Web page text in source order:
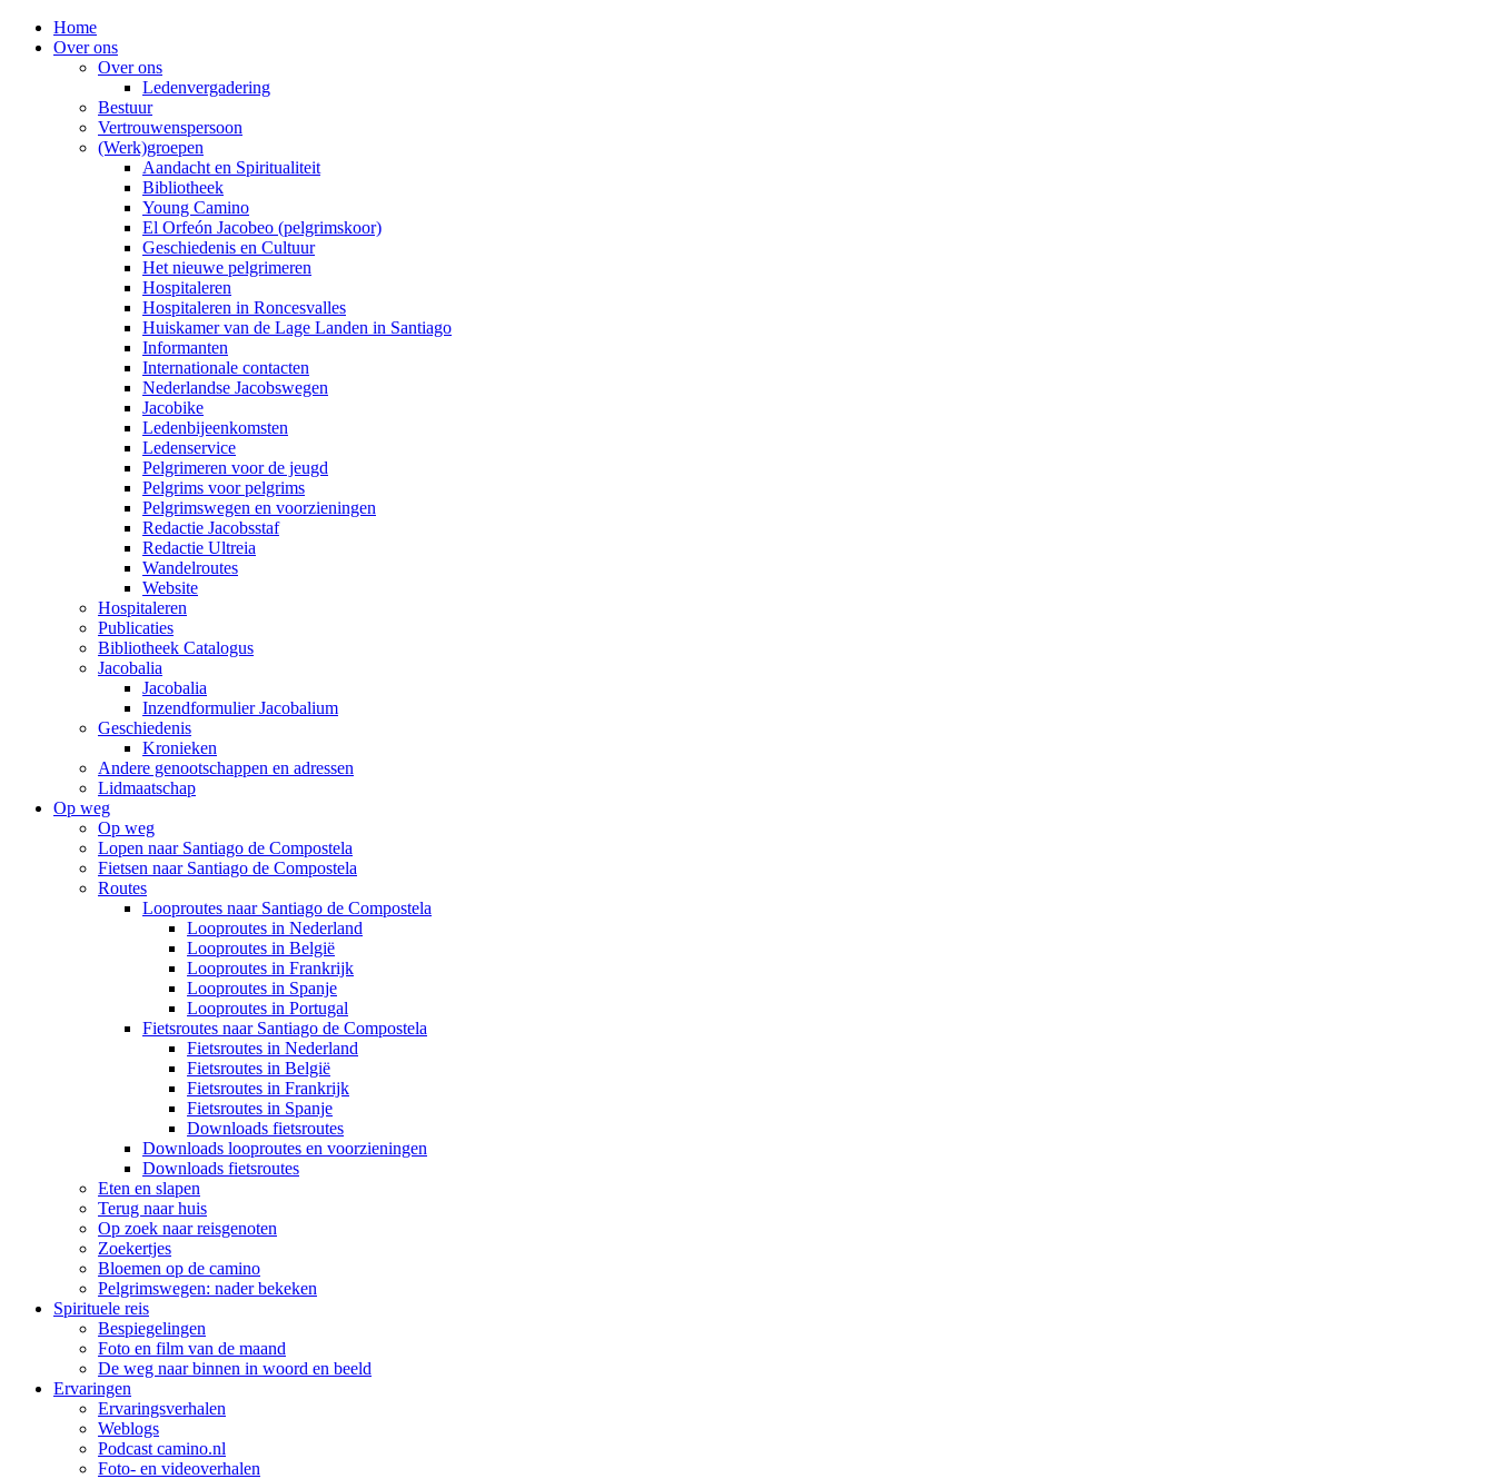
Home
Over ons
Over ons
Ledenvergadering
Bestuur
Vertrouwenspersoon
(Werk)groepen
Aandacht en Spiritualiteit
Bibliotheek
Young Camino
El Orfeón Jacobeo (pelgrimskoor)
Geschiedenis en Cultuur
Het nieuwe pelgrimeren
Hospitaleren
Hospitaleren in Roncesvalles
Huiskamer van de Lage Landen in Santiago
Informanten
Internationale contacten
Nederlandse Jacobswegen
Jacobike
Ledenbijeenkomsten
Ledenservice
Pelgrimeren voor de jeugd
Pelgrims voor pelgrims
Pelgrimswegen en voorzieningen
Redactie Jacobsstaf
Redactie Ultreia
Wandelroutes
Website
Hospitaleren
Publicaties
Bibliotheek Catalogus
Jacobalia
Jacobalia
Inzendformulier Jacobalium
Geschiedenis
Kronieken
Andere genootschappen en adressen
Lidmaatschap
Op weg
Op weg
Lopen naar Santiago de Compostela
Fietsen naar Santiago de Compostela
Routes
Looproutes naar Santiago de Compostela
Looproutes in Nederland
Looproutes in België
Looproutes in Frankrijk
Looproutes in Spanje
Looproutes in Portugal
Fietsroutes naar Santiago de Compostela
Fietsroutes in Nederland
Fietsroutes in België
Fietsroutes in Frankrijk
Fietsroutes in Spanje
Downloads fietsroutes
Downloads looproutes en voorzieningen
Downloads fietsroutes
Eten en slapen
Terug naar huis
Op zoek naar reisgenoten
Zoekertjes
Bloemen op de camino
Pelgrimswegen: nader bekeken
Spirituele reis
Bespiegelingen
Foto en film van de maand
De weg naar binnen in woord en beeld
Ervaringen
Ervaringsverhalen
Weblogs
Podcast camino.nl
Foto- en videoverhalen